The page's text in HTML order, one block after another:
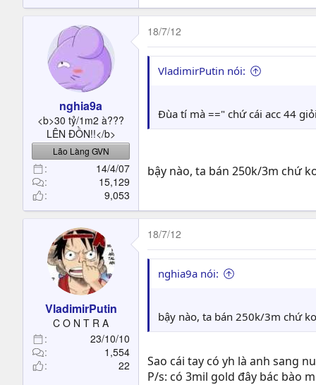
nghia9a
<b>30 tỷ/1m2 à???
LÊN ĐỒN!!</b>
Lão Làng GVN
14/4/07
15,129
9,053
18/7/12
VladimirPutin nói:
Đùa tí mà ==" chứ cái acc 44
bậy nào, ta bán 250k/3m chứ
VladimirPutin
C O N T R A
23/10/10
1,554
22
18/7/12
nghia9a nói:
bậy nào, ta bán 250k/3m chứ
Sao cái tay có yh là anh sang
P/s: có 3mil gold đây bác bào